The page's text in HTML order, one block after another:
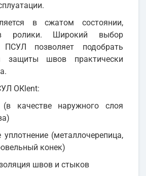
в сжатом состоянии,
ролики. Широкий выбор
ПСУЛ позволяет подобрать
защиты швов практически
OКlent:
качестве наружного слоя
уплотнение (металлочерепица,
конек)
швов и стыков